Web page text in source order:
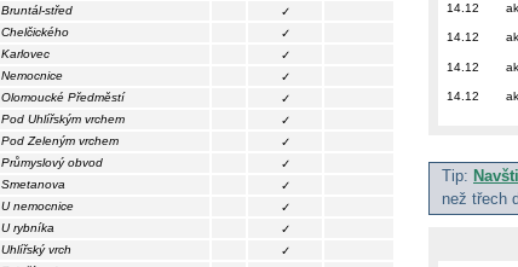
Bruntál-střed
✓
Chelčického
✓
Karlovec
✓
Nemocnice
✓
Olomoucké Předměstí
✓
Pod Uhlířským vrchem
✓
Pod Zeleným vrchem
✓
Průmyslový obvod
✓
Smetanova
✓
U nemocnice
✓
U rybníka
✓
Uhlířský vrch
✓
14.12
14.12
14.12
14.12
Tip:
než třech